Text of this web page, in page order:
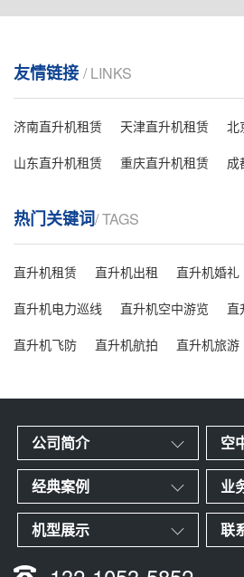
友情链接 / LINKS
济南直升机租赁 天津直升机租赁
北
山东直升机租赁
重庆直升机租赁 成
热门关键词/ TAGS
直升机租赁 直升机出租 直升机婚礼
直升机电力巡线
直升机空中游览
直
直升机飞防
直升机航拍 直升机旅游
公司简介 空
经典案例 业
机型展示 联